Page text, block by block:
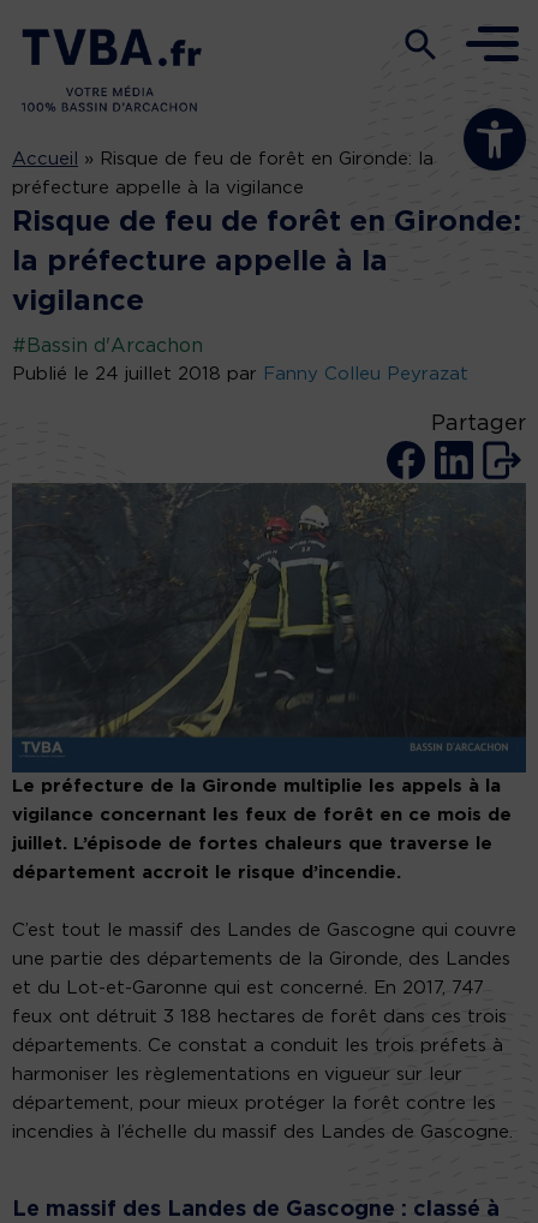
Ouvrir la
Accueil » Risque de feu de forêt en Gironde: la
préfecture appelle à la vigilance
Risque de feu de forêt en Gironde:
la préfecture appelle à la
vigilance
#Bassin d'Arcachon
Publié le 24 juillet 2018 par Fanny Colleu Peyrazat
Partager
Le préfecture de la Gironde multiplie les appels à la
vigilance concernant les feux de forêt en ce mois de
juillet. L’épisode de fortes chaleurs que traverse le
département accroit le risque d’incendie.
C’est tout le massif des Landes de Gascogne qui couvre
une partie des départements de la Gironde, des Landes
et du Lot-et-Garonne qui est concerné. En 2017, 747
feux ont détruit 3 188 hectares de forêt dans ces trois
départements. Ce constat a conduit les trois préfets à
harmoniser les règlementations en vigueur sur leur
département, pour mieux protéger la forêt contre les
incendies à l’échelle du massif des Landes de Gascogne.
Le massif des Landes de Gascogne : classé à